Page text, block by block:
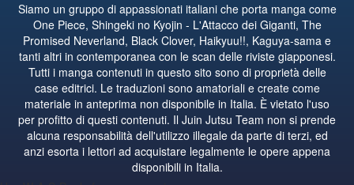
Siamo un gruppo di appassionati italiani che porta manga come
One Piece, Shingeki no Kyojin - L'Attacco dei Giganti, The
Promised Neverland, Black Clover, Haikyuu!!, Kaguya-sama e
tanti altri in contemporanea con le scan delle riviste giapponesi.
Tutti i manga contenuti in questo sito sono di proprietà delle
case editrici. Le traduzioni sono amatoriali e create come
materiale in anteprima non disponibile in Italia. È vietato l'uso
per profitto di questi contenuti. Il Juin Jutsu Team non si prende
alcuna responsabilità dell'utilizzo illegale da parte di terzi, ed
anzi esorta i lettori ad acquistare legalmente le opere appena
disponibili in Italia.